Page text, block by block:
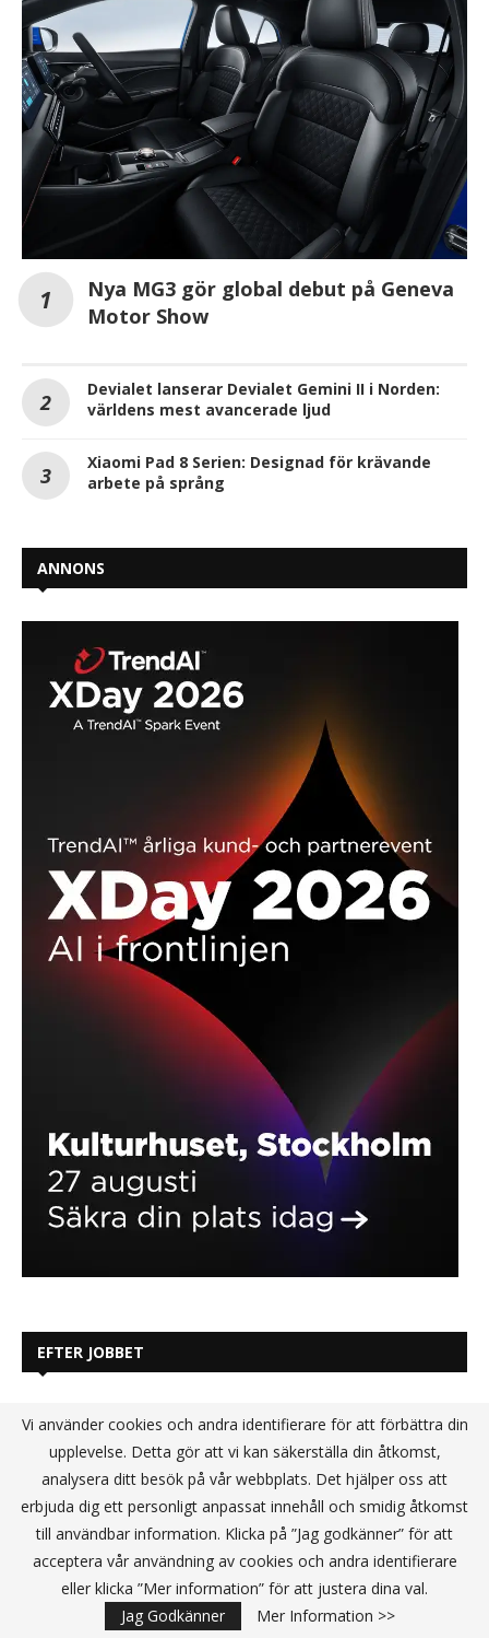
Nya MG3 gör global debut på Geneva
Motor Show
Devialet lanserar Devialet Gemini II i Norden:
världens mest avancerade ljud
Xiaomi Pad 8 Serien: Designad för krävande
arbete på språng
ANNONS
EFTER JOBBET
Vi använder cookies och andra identifierare för att förbättra din
upplevelse. Detta gör att vi kan säkerställa din åtkomst,
analysera ditt besök på vår webbplats. Det hjälper oss att
erbjuda dig ett personligt anpassat innehåll och smidig åtkomst
till användbar information. Klicka på ”Jag godkänner” för att
acceptera vår användning av cookies och andra identifierare
eller klicka ”Mer information” för att justera dina val.
Jag Godkänner
Mer Information >>